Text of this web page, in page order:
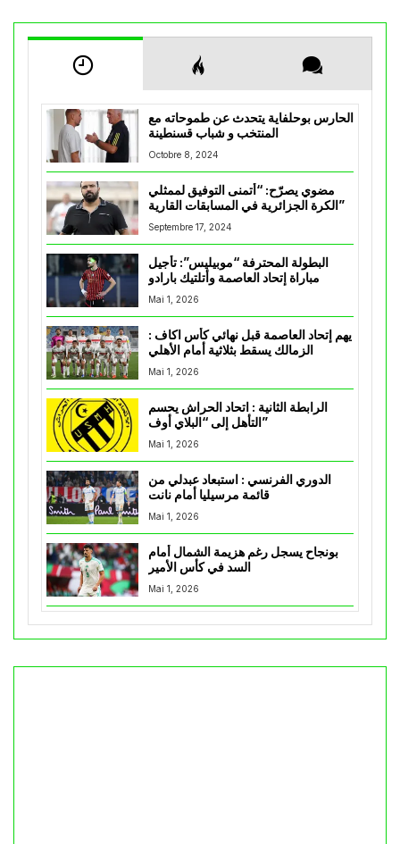
الحارس بوحلفاية يتحدث عن طموحاته مع
المنتخب و شباب قسنطينة
Octobre 8, 2024
مضوي يصرّح: “أتمنى التوفيق لممثلي
الكرة الجزائرية في المسابقات القارية”
Septembre 17, 2024
البطولة المحترفة “موبيليس”: تأجيل
مباراة إتحاد العاصمة وأتلتيك بارادو
Mai 1, 2026
يهم إتحاد العاصمة قبل نهائي كأس اكاف :
Mai 1, 2026
الرابطة الثانية : اتحاد الحراش يحسم
التأهل إلى “البلاي أوف”
Mai 1, 2026
الدوري الفرنسي : استبعاد عبدلي من
قائمة مرسيليا أمام نانت
Mai 1, 2026
بونجاح يسجل رغم هزيمة الشمال أمام
السد في كأس الأمير
Mai 1, 2026